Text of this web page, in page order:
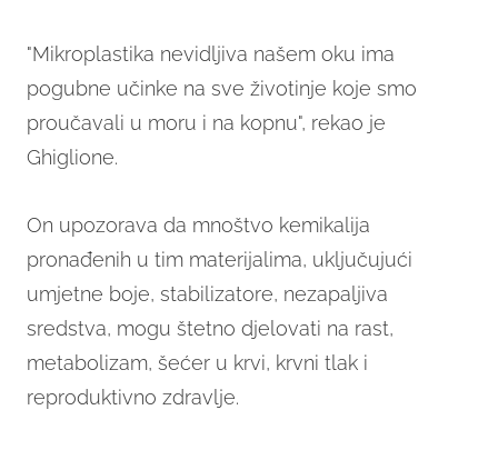
"Mikroplastika nevidljiva našem oku ima
pogubne učinke na sve životinje koje smo
proučavali u moru i na kopnu", rekao je
Ghiglione.
On upozorava da mnoštvo kemikalija
pronađenih u tim materijalima, uključujući
umjetne boje, stabilizatore, nezapaljiva
sredstva, mogu štetno djelovati na rast,
metabolizam, šećer u krvi, krvni tlak i
reproduktivno zdravlje.